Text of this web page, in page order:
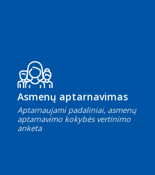
Asmenų aptarnavimas
Aptarnaujami padaliniai, asmenų
aptarnavimo kokybės vertinimo
anketa